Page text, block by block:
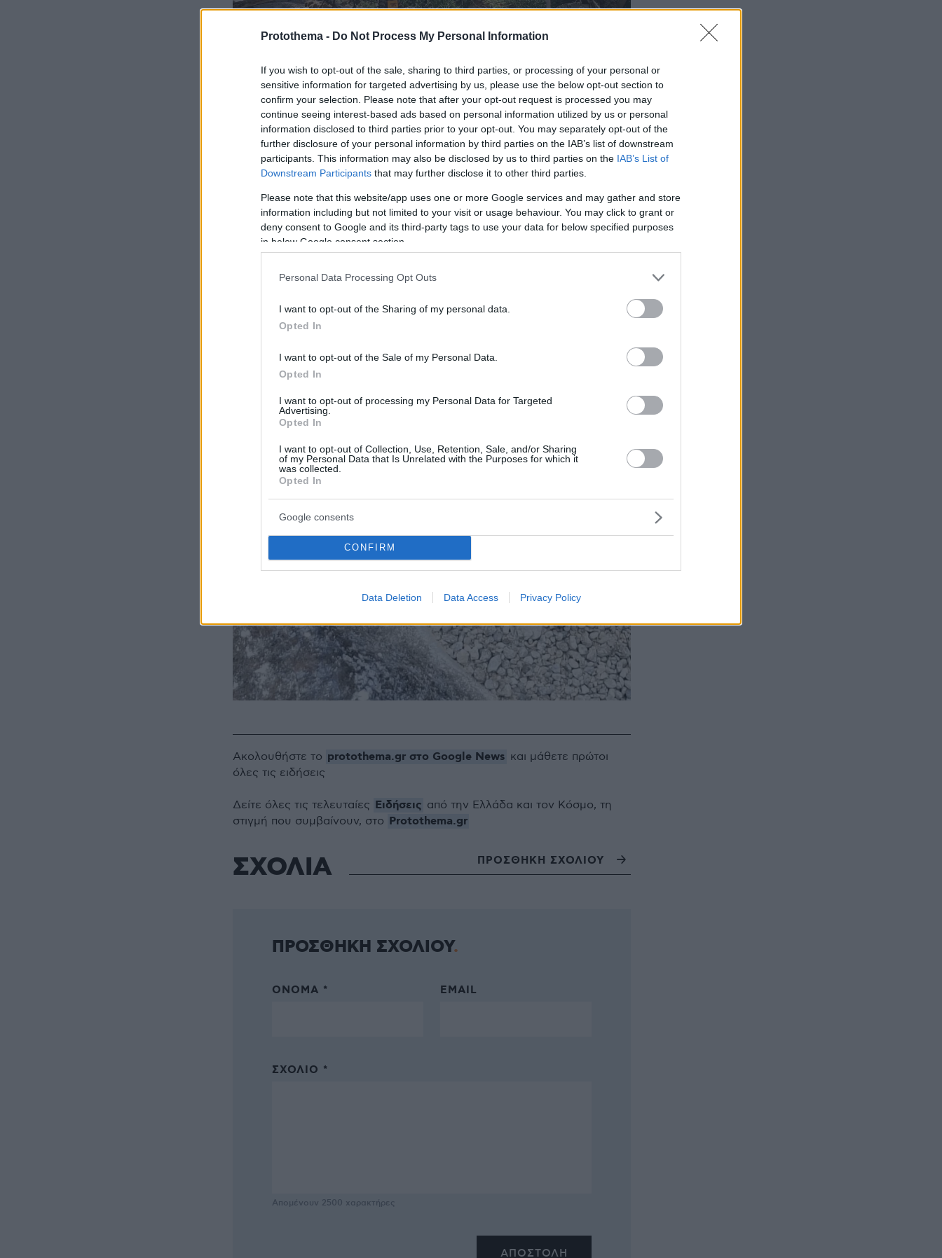
Protothema - Do Not Process My Personal Information
If you wish to opt-out of the sale, sharing to third parties, or processing of your personal or
sensitive information for targeted advertising by us, please use the below opt-out section to
confirm your selection. Please note that after your opt-out request is processed you may
continue seeing interest-based ads based on personal information utilized by us or personal
information disclosed to third parties prior to your opt-out. You may separately opt-out of the
further disclosure of your personal information by third parties on the IAB’s list of downstream
participants. This information may also be disclosed by us to third parties on the IAB’s List of
Downstream Participants that may further disclose it to other third parties.
Please note that this website/app uses one or more Google services and may gather and store
information including but not limited to your visit or usage behaviour. You may click to grant or
deny consent to Google and its third-party tags to use your data for below specified purposes
in below Google consent section.
Personal Data Processing Opt Outs
I want to opt-out of the Sharing of my personal data.
Opted In
I want to opt-out of the Sale of my Personal Data.
Opted In
I want to opt-out of processing my Personal Data for Targeted
Advertising.
Opted In
I want to opt-out of Collection, Use, Retention, Sale, and/or Sharing
of my Personal Data that Is Unrelated with the Purposes for which it
was collected.
Opted In
Google consents
CONFIRM
Data Deletion Data Access Privacy Policy
Ακολουθήστε το protothema.gr στο Google News και μάθετε πρώτοι
όλες τις ειδήσεις
Δείτε όλες τις τελευταίες Ειδήσεις από την Ελλάδα και τον Κόσμο, τη
στιγμή που συμβαίνουν, στο Protothema.gr
ΣΧΟΛΙΑ ΠΡΟΣΘΗΚΗ ΣΧΟΛΙΟΥ
ΠΡΟΣΘΗΚΗ ΣΧΟΛΙΟΥ
ΌΝΟΜΑ * EMAIL
ΣΧΌΛΙΟ *
Απομένουν 2500 χαρακτήρες